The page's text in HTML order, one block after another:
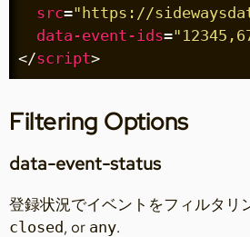
src="https://
data-event-ids=
</script>
Filtering Options
data-event-status
登録状況でイベントをフィルタリ
closed, or any.